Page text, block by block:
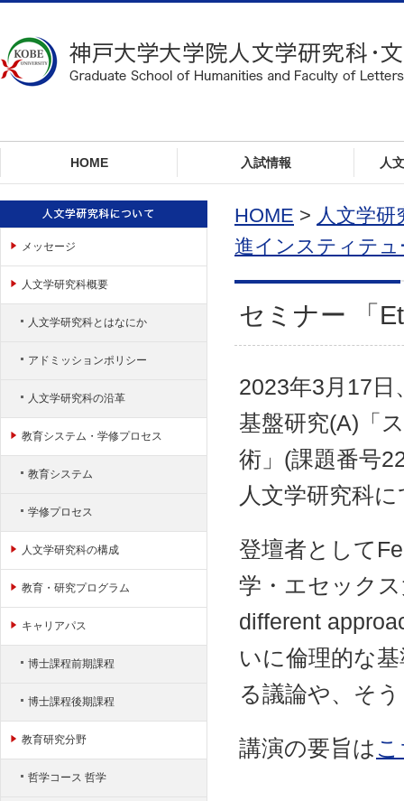
カ
ル
ー
ョ
へ
ジ
ャ
ン
プ
HOME 入試情報 人
メッセージ
人文学研究科概要
人文学研究科とはなにか
アドミッションポリシー
人文学研究科の沿革
教育システム・学修プロセス
教育システム
学修プロセス
人文学研究科の構成
教育・研究プログラム
キャリアパス
博士課程前期課程
博士課程後期課程
教育研究分野
哲学コース 哲学
HOME > 人文学
進インスティテュ
セミナー 「
2023年3月17
基盤研究(A)「
術」(課題番号
人文学研究科
登壇者として
学・エセック
different
いに倫理的な
る議論や、そ
講演の要旨は